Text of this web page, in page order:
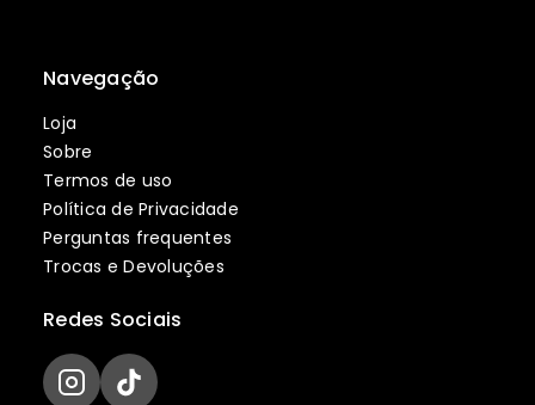
Navegação
Loja
Sobre
Termos de uso
Política de Privacidade
Perguntas frequentes
Trocas e Devoluções
Redes Sociais